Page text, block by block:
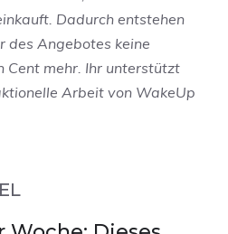
Dadurch entstehen
des Angebotes keine
Cent mehr. Ihr unterstützt
Arbeit von WakeUp